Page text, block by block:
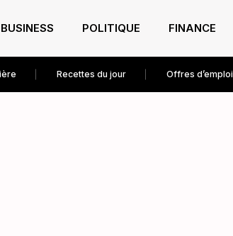
BUSINESS POLITIQUE FINANCE
Recettes du jour Offres d’emploi